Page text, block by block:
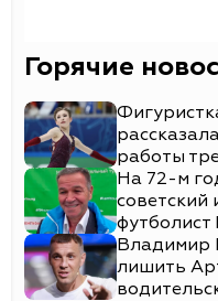
Горячие
работы
На 72-м
советский
футболист
Владимир
лишить